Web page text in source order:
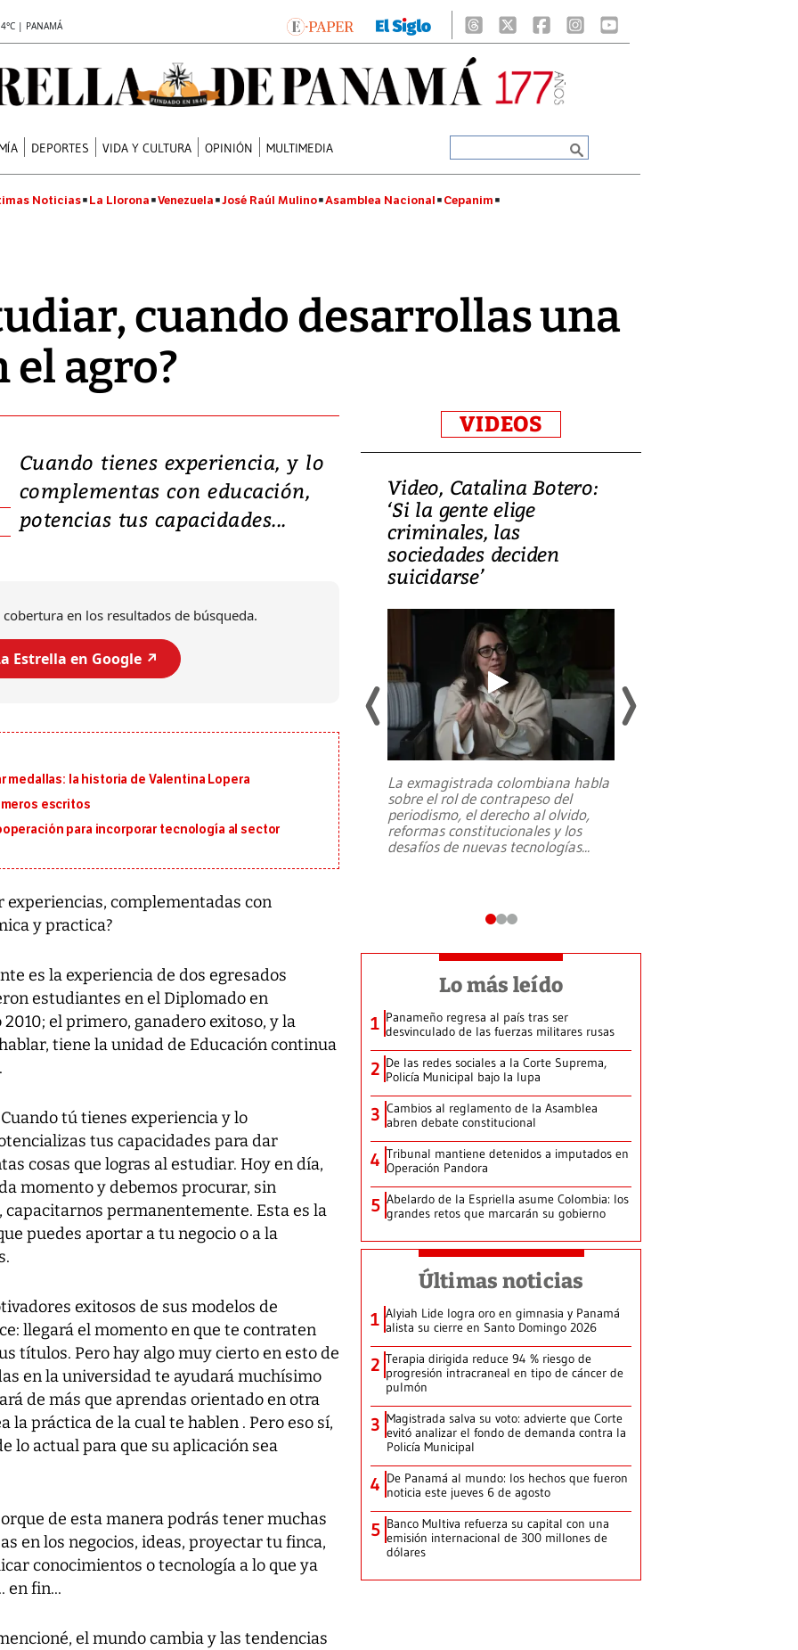
| PANAMÁ
DEPORTES VIDA Y CULTURA OPINIÓN MULTIMEDIA
Noticias La Llorona Venezuela José Raúl Mulino Asamblea Nacional Cepanim
cuando desarrollas una
agro?
Cuando tienes experiencia, y lo
complementas con educación,
potencias tus capacidades...
en los resultados de búsqueda.
Estrella en Google ↗️
medallas: la historia de Valentina Lopera
escritos
para incorporar tecnología al sector
experiencias, complementadas con
y practica?
es la experiencia de dos egresados
estudiantes en el Diplomado en
el primero, ganadero exitoso, y la
tiene la unidad de Educación continua
tú tienes experiencia y lo
tus capacidades para dar
cosas que logras al estudiar. Hoy en día,
momento y debemos procurar, sin
permanentemente. Esta es la
puedes aportar a tu negocio o a la
exitosos de sus modelos de
llegará el momento en que te contraten
títulos. Pero hay algo muy cierto en esto de
en la universidad te ayudará muchísimo
de más que aprendas orientado en otra
la práctica de la cual te hablen . Pero eso sí,
lo actual para que su aplicación sea
de esta manera podrás tener muchas
en los negocios, ideas, proyectar tu finca,
conocimientos o tecnología a lo que ya
en fin...
el mundo cambia y las tendencias
VIDEOS
Video, Japón: Terremoto
deja heridos y graves
daños en Kumamoto
Un fuerte terremoto de magnitud
julio en la prefectura de Kumamoto,
al sur de Japón, provocando una
Video, Catalina Botero:
‘Si la gente elige
criminales, las
sociedades deciden
suicidarse’
La exmagistrada colombiana habla
sobre el rol de contrapeso del
periodismo, el derecho al olvido,
reformas constitucionales y los
desafíos de nuevas tecnologías...
Lo más leído
1 Panameño regresa al país tras ser
desvinculado de las fuerzas militares rusas
2 De las redes sociales a la Corte Suprema,
Policía Municipal bajo la lupa
3 Cambios al reglamento de la Asamblea
abren debate constitucional
4 Tribunal mantiene detenidos a imputados en
Operación Pandora
5 Abelardo de la Espriella asume Colombia: los
grandes retos que marcarán su gobierno
Últimas noticias
1 Alyiah Lide logra oro en gimnasia y Panamá
alista su cierre en Santo Domingo 2026
2 Terapia dirigida reduce 94 % riesgo de
progresión intracraneal en tipo de cáncer de
pulmón
3 Magistrada salva su voto: advierte que Corte
evitó analizar el fondo de demanda contra la
Policía Municipal
4 De Panamá al mundo: los hechos que fueron
noticia este jueves 6 de agosto
5 Banco Multiva refuerza su capital con una
emisión internacional de 300 millones de
dólares